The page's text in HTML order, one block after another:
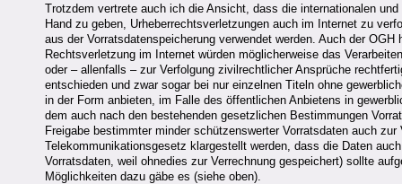
Trotzdem vertrete auch ich die Ansicht, dass die internationalen
Hand zu geben, Urheberrechtsverletzungen auch im Internet zu
aus der Vorratsdatenspeicherung verwendet werden. Auch der
Rechtsverletzung im Internet würden möglicherweise das
oder – allenfalls – zur Verfolgung zivilrechtlicher Ansprüche
entschieden und zwar sogar bei nur einzelnen Titeln ohne
in der Form anbieten, im Falle des öffentlichen Anbietens in
dem auch nach den bestehenden gesetzlichen Bestimmungen
Freigabe bestimmter minder schützenswerter Vorratsdaten auch
Telekommunikationsgesetz klargestellt werden, dass die Daten
Vorratsdaten, weil ohnedies zur Verrechnung gespeichert) sollte
Möglichkeiten dazu gäbe es (siehe oben).